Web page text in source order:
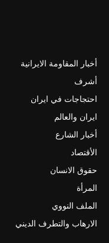
أخبار المقاومة الايرانية
أشرف
احتجاجات في ايران
ايران والعالم
أخبار الشارع
الأقتصاد
حقوق الانسان
المرأة
الملف النووي
الارهاب والتطرف الديني